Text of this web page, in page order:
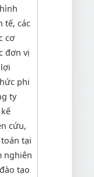
tế, các
cơ
đơn vị
phi
ty
cứu,
tại
nghiên
tạo